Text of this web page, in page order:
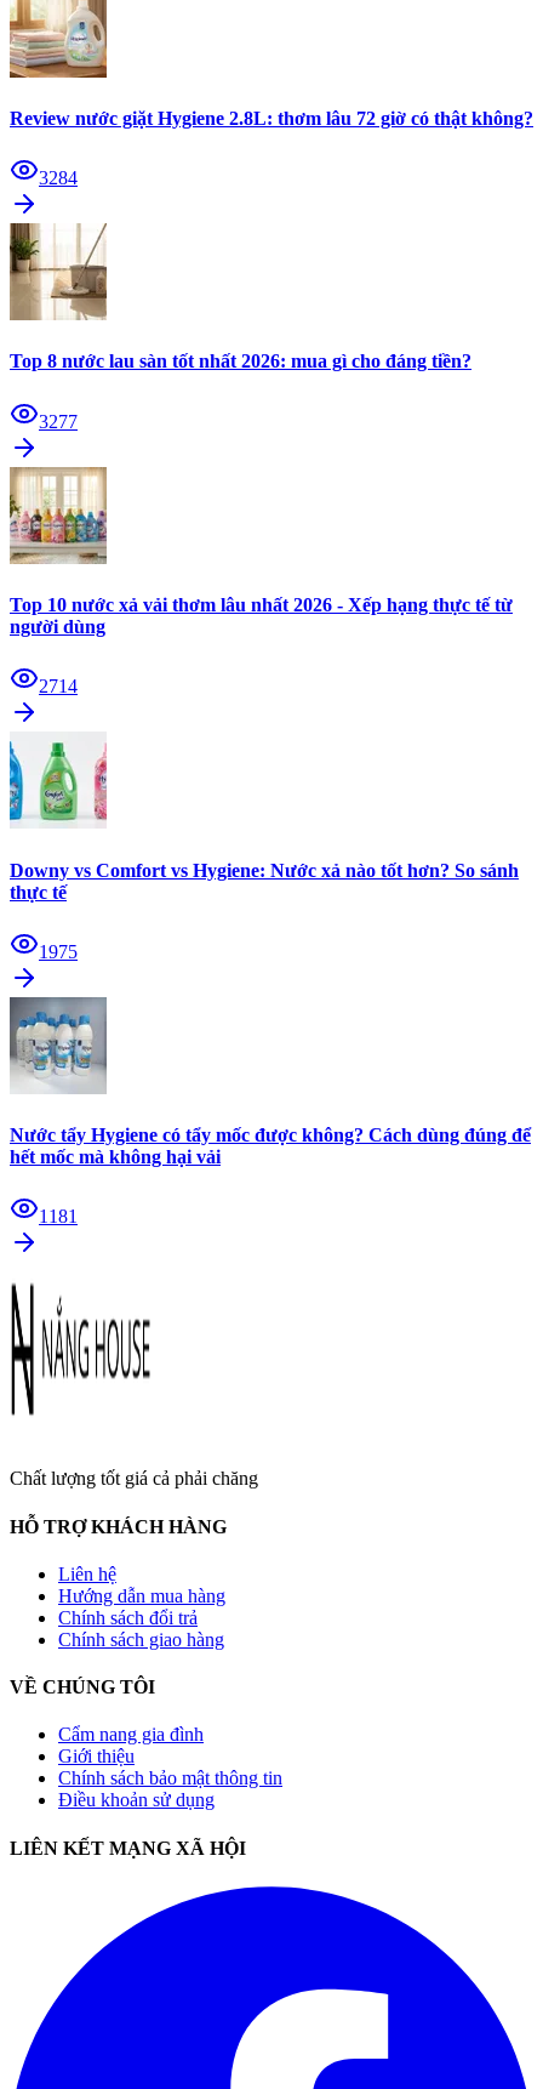
Review nước giặt Hygiene 2.8L: thơm lâu 72 giờ có thật không?
3284
Top 8 nước lau sàn tốt nhất 2026: mua gì cho đáng tiền?
3277
Top 10 nước xả vải thơm lâu nhất 2026 - Xếp hạng thực tế từ
người dùng
2714
Downy vs Comfort vs Hygiene: Nước xả nào tốt hơn? So sánh
thực tế
1975
Nước tẩy Hygiene có tẩy mốc được không? Cách dùng đúng để
hết mốc mà không hại vải
1181
Chất lượng tốt giá cả phải chăng
HỖ TRỢ KHÁCH HÀNG
Liên hệ
Hướng dẫn mua hàng
Chính sách đổi trả
Chính sách giao hàng
VỀ CHÚNG TÔI
Cẩm nang gia đình
Giới thiệu
Chính sách bảo mật thông tin
Điều khoản sử dụng
LIÊN KẾT MẠNG XÃ HỘI